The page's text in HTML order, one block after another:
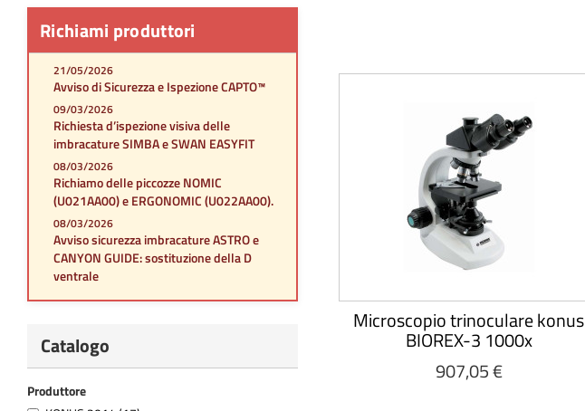
Richiami produttori
21/05/2026
Avviso di Sicurezza e Ispezione CAPTO™
09/03/2026
Richiesta d’ispezione visiva delle
imbracature SIMBA e SWAN EASYFIT
08/03/2026
Richiamo delle piccozze NOMIC
(U021AA00) e ERGONOMIC (U022AA00).
08/03/2026
Avviso sicurezza imbracature ASTRO e
CANYON GUIDE: sostituzione della D
ventrale
Catalogo
Produttore
Microscopio trinoculare konus
BIOREX-3 1000x
907,05 €